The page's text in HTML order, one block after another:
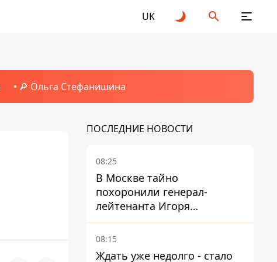
UK
🔎 Ольга Стефанишина
ПОСЛЕДНИЕ НОВОСТИ
08:25
В Москве тайно
похоронили генерал-
лейтенанта Игоря
Иерусалимова – мог
погибнуть от взрыва в
08:15
Ждать уже недолго - стало